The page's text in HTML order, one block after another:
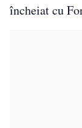
încheiat cu